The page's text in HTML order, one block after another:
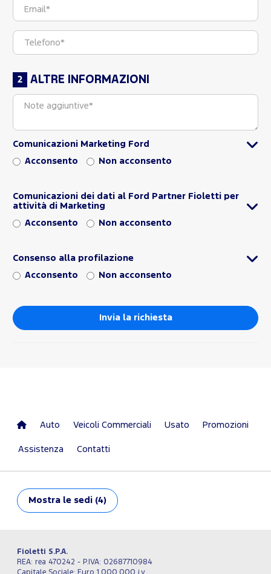
ALTRE INFORMAZIONI
Comunicazioni Marketing Ford
Acconsento Non acconsento
Comunicazioni dei dati al Ford Partner Fioletti per
attività di Marketing
Acconsento Non acconsento
Consenso alla profilazione
Acconsento Non acconsento
Auto Veicoli Commerciali Usato Promozioni
Assistenza Contatti
Mostra le sedi (4)
Fioletti S.P.A.
REA: rea 470242 - P.IVA: 02687710984
Capitale Sociale: Euro 1.000.000 i.v.